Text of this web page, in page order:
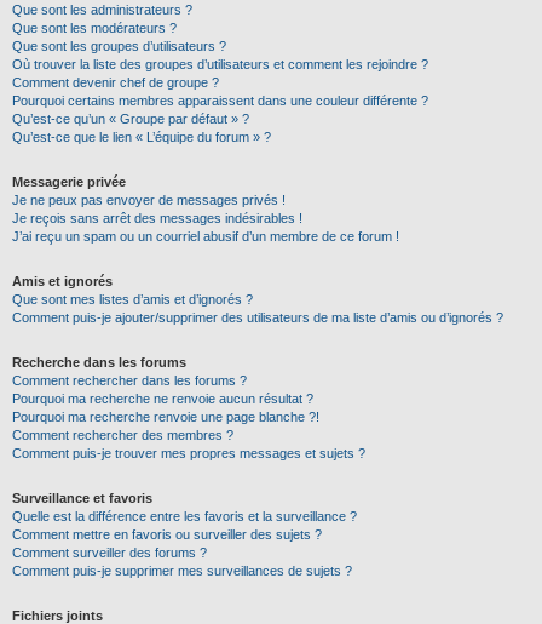
Que sont les administrateurs ?
Que sont les modérateurs ?
Que sont les groupes d’utilisateurs ?
Où trouver la liste des groupes d’utilisateurs et comment les rejoindre ?
Comment devenir chef de groupe ?
Pourquoi certains membres apparaissent dans une couleur différente ?
Qu’est-ce qu’un « Groupe par défaut » ?
Qu’est-ce que le lien « L’équipe du forum » ?
Messagerie privée
Je ne peux pas envoyer de messages privés !
Je reçois sans arrêt des messages indésirables !
J’ai reçu un spam ou un courriel abusif d’un membre de ce forum !
Amis et ignorés
Que sont mes listes d’amis et d’ignorés ?
Comment puis-je ajouter/supprimer des utilisateurs de ma liste d’amis ou d’ignorés ?
Recherche dans les forums
Comment rechercher dans les forums ?
Pourquoi ma recherche ne renvoie aucun résultat ?
Pourquoi ma recherche renvoie une page blanche ?!
Comment rechercher des membres ?
Comment puis-je trouver mes propres messages et sujets ?
Surveillance et favoris
Quelle est la différence entre les favoris et la surveillance ?
Comment mettre en favoris ou surveiller des sujets ?
Comment surveiller des forums ?
Comment puis-je supprimer mes surveillances de sujets ?
Fichiers joints